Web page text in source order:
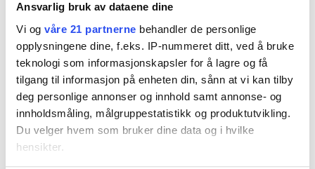
Ansvarlig bruk av dataene dine
Vi og våre 21 partnerne behandler de personlige
opplysningene dine, f.eks. IP-nummeret ditt, ved å bruke
teknologi som informasjonskapsler for å lagre og få
tilgang til informasjon på enheten din, sånn at vi kan tilby
deg personlige annonser og innhold samt annonse- og
innholdsmåling, målgruppestatistikk og produktutvikling.
Du velger hvem som bruker dine data og i hvilke
hensikter.
råd å komme med til pausetrim på jobb:
1. Knebøy
– Det styrker lår og setemuskler. Det er jo greit
å kunne reise seg fra sofaen.
2. Push-up
– Dette er godt for overkropp, og det styrker
triceps. Det er jo greit å kunne bære